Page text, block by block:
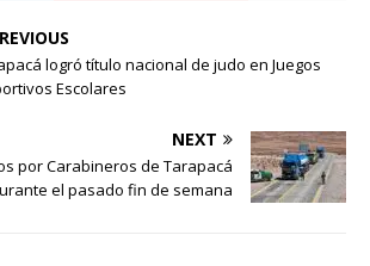
logró título nacional de judo en Juegos
Escolares
NEXT
por Carabineros de Tarapacá
el pasado fin de semana